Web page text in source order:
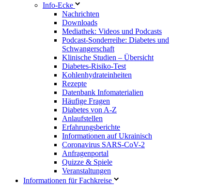
Info-Ecke
Nachrichten
Downloads
Mediathek: Videos und Podcasts
Podcast-Sonderreihe: Diabetes und
Schwangerschaft
Klinische Studien – Übersicht
Diabetes-Risiko-Test
Kohlenhydrateinheiten
Rezepte
Datenbank Infomaterialien
Häufige Fragen
Diabetes von A-Z
Anlaufstellen
Erfahrungsberichte
Informationen auf Ukrainisch
Coronavirus SARS-CoV-2
Anfragenportal
Quizze & Spiele
Veranstaltungen
Informationen für Fachkreise